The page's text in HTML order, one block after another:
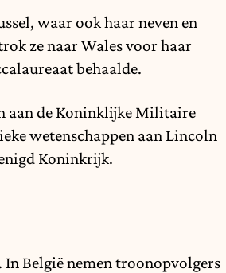
waar ook haar neven en
ze naar Wales voor haar
behaalde.
aan de Koninklijke Militaire
wetenschappen aan Lincoln
Koninkrijk.
België nemen troonopvolgers